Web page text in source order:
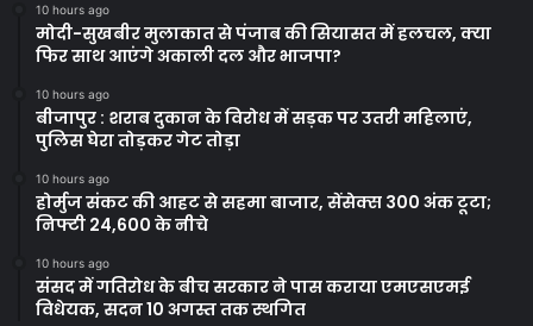
10 hours ago
मोदी-सुखबीर मुलाकात से पंजाब की सियासत में हलचल, क्या
फिर साथ आएंगे अकाली दल और भाजपा?
10 hours ago
बीजापुर : शराब दुकान के विरोध में सड़क पर उतरी महिलाएं,
पुलिस घेरा तोड़कर गेट तोड़ा
10 hours ago
होर्मुज संकट की आहट से सहमा बाजार, सेंसेक्स 300 अंक टूटा;
निफ्टी 24,600 के नीचे
10 hours ago
संसद में गतिरोध के बीच सरकार ने पास कराया एमएसएमई
विधेयक, सदन 10 अगस्त तक स्थगित